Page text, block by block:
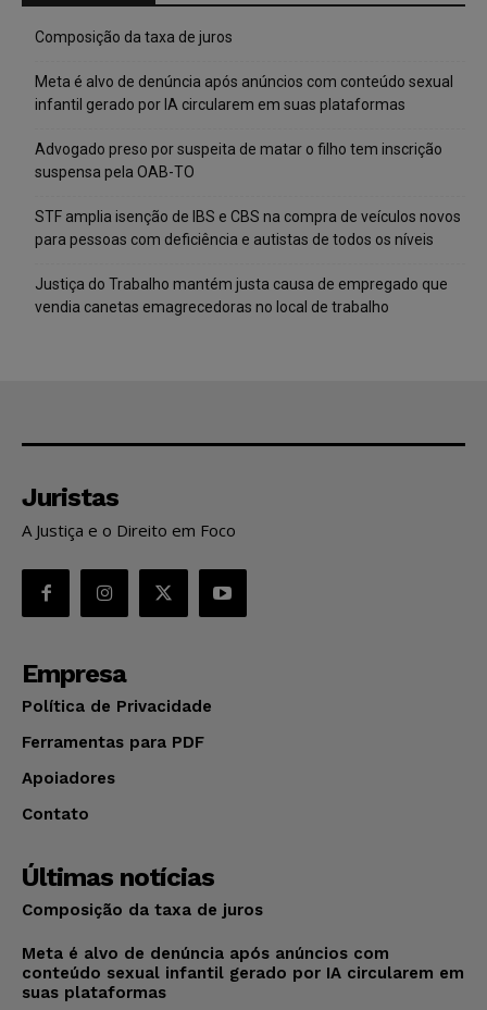
Composição da taxa de juros
Meta é alvo de denúncia após anúncios com conteúdo sexual
infantil gerado por IA circularem em suas plataformas
Advogado preso por suspeita de matar o filho tem inscrição
suspensa pela OAB-TO
STF amplia isenção de IBS e CBS na compra de veículos novos
para pessoas com deficiência e autistas de todos os níveis
Justiça do Trabalho mantém justa causa de empregado que
vendia canetas emagrecedoras no local de trabalho
Juristas
A Justiça e o Direito em Foco
Empresa
Política de Privacidade
Ferramentas para PDF
Apoiadores
Contato
Últimas notícias
Composição da taxa de juros
Meta é alvo de denúncia após anúncios com
conteúdo sexual infantil gerado por IA circularem em
suas plataformas